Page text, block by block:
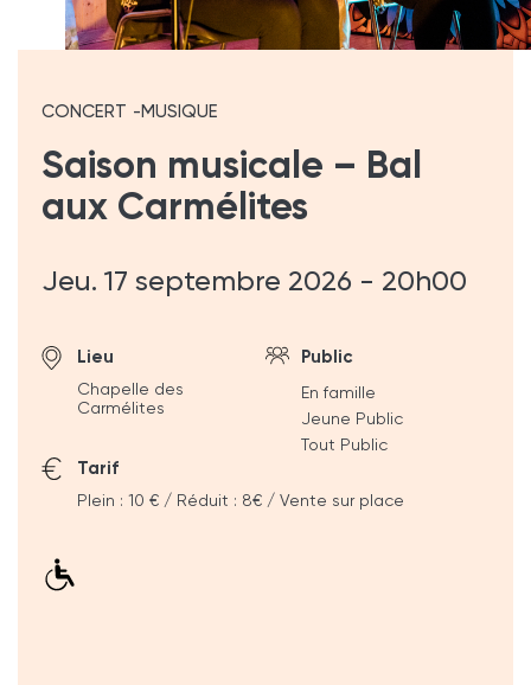
Saison musicale – Bal
aux Carmélites
CONCERT MUSIQUE
Jeu. 17 septembre 2026 - 20h00
Lieu
Chapelle des
Carmélites
Public
En famille
Jeune Public
Tout Public
Tarif
Plein : 10 € / Réduit : 8€ / Vente sur place